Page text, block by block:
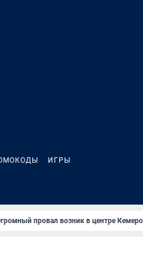
ИГРЫ
провал возник в центре